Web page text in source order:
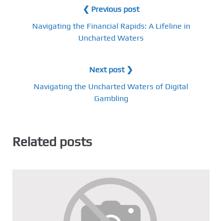
❮ Previous post
Navigating the Financial Rapids: A Lifeline in
Uncharted Waters
Next post ❯
Navigating the Uncharted Waters of Digital
Gambling
Related posts